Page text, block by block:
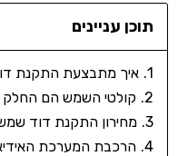
תוכן עניינים
איך מתבצעת התקנת
קולטי השמש הם
מחירון התקנת דוד
הרכבת המערכת